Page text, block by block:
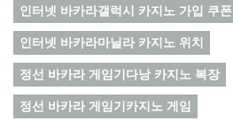
인터넷 바카라갤럭시 카지노 가입 쿠폰
인터넷 바카라마닐라 카지노 위치
정선 바카라 게임기다낭 카지노 복장
정선 바카라 게임기카지노 게임